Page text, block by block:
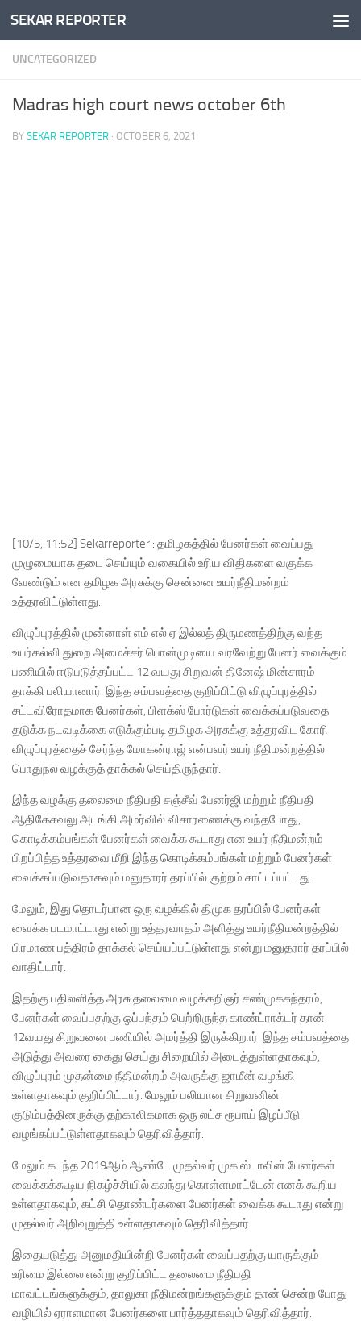
Skip to content
SEKAR REPORTER
UNCATEGORIZED
Madras high court news october 6th
BY SEKAR REPORTER · OCTOBER 6, 2021
[10/5, 11:52] Sekarreporter.: தமிழகத்தில் பேனர்கள் வைப்பது
முழுமையாக தடை செய்யும் வகையில் உரிய விதிகளை வகுக்க
வேண்டும் என தமிழக அரசுக்கு சென்னை உயர்நீதிமன்றம்
உத்தரவிட்டுள்ளது.
விழுப்புரத்தில் முன்னாள் எம் எல் ஏ இல்லத் திருமணத்திற்கு வந்த
உயர்கல்வி துறை அமைச்சர் பொன்முடியை வரவேற்று பேனர் வைக்கும்
பணியில் ஈடுபடுத்தப்பட்ட 12 வயது சிறுவன் தினேஷ் மின்சாரம்
தாக்கி பலியானார். இந்த சம்பவத்தை குறிப்பிட்டு விழுப்புரத்தில்
சட்டவிரோதமாக பேனர்கள், பிளக்ஸ் போர்டுகள் வைக்கப்படுவதை
தடுக்க நடவடிக்கை எடுக்கும்படி தமிழக அரசுக்கு உத்தரவிட கோரி
விழுப்புரத்தைச் சேர்ந்த மோகன்ராஜ் என்பவர் உயர் நீதிமன்றத்தில்
பொதுநல வழக்குத் தாக்கல் செய்திருந்தார்.
இந்த வழக்கு தலைமை நீதிபதி சஞ்சீவ் பேனர்ஜி மற்றும் நீதிபதி
ஆதிகேசவலு அடங்கி அமர்வில் விசாரணைக்கு வந்தபோது,
கொடிக்கம்பங்கள் பேனர்கள் வைக்க கூடாது என உயர் நீதிமன்றம்
பிறப்பித்த உத்தரவை மீறி இந்த கொடிக்கம்பங்கள் மற்றும் பேனர்கள்
வைக்கப்படுவதாகவும் மனுதாரர் தரப்பில் குற்றம் சாட்டப்பட்டது.
மேலும், இது தொடர்பான ஒரு வழக்கில் திமுக தரப்பில் பேனர்கள்
வைக்க படமாட்டாது என்று உத்தரவாதம் அளித்து உயர்நீதிமன்றத்தில்
பிரமாண பத்திரம் தாக்கல் செய்யப்பட்டுள்ளது என்று மனுதரார் தரப்பில்
வாதிட்டார்.
இதற்கு பதிலளித்த அரசு தலைமை வழக்கறிஞர் சண்முகசுந்தரம்,
பேனர்கள் வைப்பதற்கு ஒப்பந்தம் பெற்றிருந்த காண்ட்ராக்டர் தான்
12வயது சிறுவனை பணியில் அமர்த்தி இருக்கிறார். இந்த சம்பவத்தை
அடுத்து அவரை கைது செய்து சிறையில் அடைத்துள்ளதாகவும்,
விழுப்புரம் முதன்மை நீதிமன்றம் அவருக்கு ஜாமீன் வழங்கி
உள்ளதாகவும் குறிப்பிட்டார். மேலும் பலியான சிறுவனின்
குடும்பத்தினருக்கு தற்காலிகமாக ஒரு லட்ச ரூபாய் இழப்பீடு
வழங்கப்பட்டுள்ளதாகவும் தெரிவித்தார்.
மேலும் கடந்த 2019ஆம் ஆண்டே முதல்வர் முக.ஸ்டாலின் பேனர்கள்
வைக்கக்கூடிய நிகழ்ச்சியில் கலந்து கொள்ளமாட்டேன் எனக் கூறிய
உள்ளதாகவும், கட்சி தொண்டர்களை பேனர்கள் வைக்க கூடாது என்று
முதல்வர் அறிவுறுத்தி உள்ளதாகவும் தெரிவித்தார்.
இதையடுத்து அனுமதியின்றி பேனர்கள் வைப்பதற்கு யாருக்கும்
உரிமை இல்லை என்று குறிப்பிட்ட தலைமை நீதிபதி
மாவட்டங்களுக்கும், தாலுகா நீதிமன்றங்களுக்கும் தான் சென்ற போது
வழியில் ஏராளமான பேனர்களை பார்த்ததாகவும் தெரிவித்தார்.